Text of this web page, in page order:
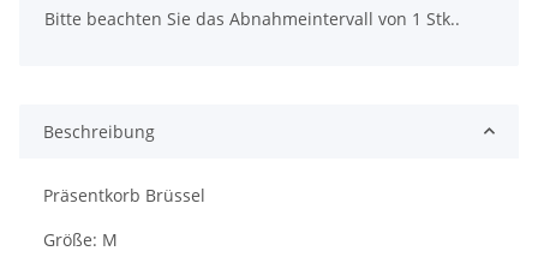
x
Bitte beachten Sie das Abnahmeintervall von 1 Stk..
Beschreibung
Präsentkorb Brüssel
Größe: M